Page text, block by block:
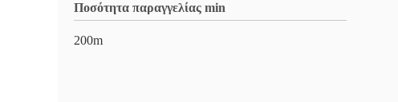
Ποσότητα παραγγελίας min
200m